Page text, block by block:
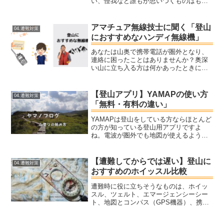
事による遭難もあり得ます。今回はそん
な遭難事故の原因と傾向を...
04.遭難対策
アマチュア無線技士に聞く「登山
におすすめなハンディ無線機」
あなたは山奥で携帯電話が圏外となり、
連絡に困ったことはありませんか？奥深
い山に立ち入る方は何かあったときに連
がとれる無線機の活用についてお伝えし
ます。無線機の使うメリッ...
04.遭難対策
【登山アプリ】YAMAPの使い方
「無料・有料の違い」
YAMAPは登山をしている方ならほとんど
の方が知っている登山用アプリですよ
ね。電波が圏外でも地図が使えるように
その他に他の人の登山結果を参考に登山
計画を立てたり、自分...
04.遭難対策
【遭難してからでは遅い】登山に
おすすめのホイッスル比較
遭難時に役に立ちそうなものは、ホイッ
スル、ツェルト、エマージェンシーシー
ト、地図とコンパス（GPS機器）、携帯